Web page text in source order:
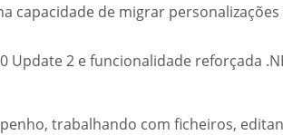
capacidade de migrar
Update 2 e funcionalidade reforçada
trabalhando com ficheiros,